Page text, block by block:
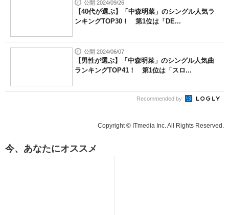
公開 2024/09/26
【40代が選ぶ】「中森明菜」のシングル人気ラ
ンキングTOP30！ 第1位は「DE...
公開 2024/06/07
【男性が選ぶ】「中森明菜」のシングル人気曲
ランキングTOP41！ 第1位は「スロ...
Recommended by
Copyright © ITmedia Inc. All Rights Reserved.
今、あなたにオススメ